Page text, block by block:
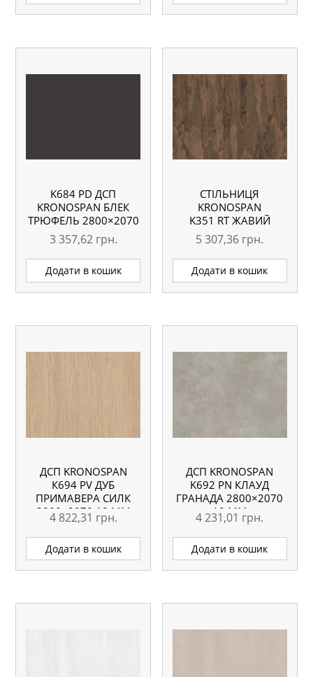
K684 PD ДСП
KRONOSPAN БЛЕК
ТРЮФЕЛЬ 2800×2070
18 ММ
3 357,62 грн.
Додати в кошик
СТІЛЬНИЦЯ
KRONOSPAN
K351 RT ЖАВИЙ
КАМІНЬ
ВОЛОГОСТІЙКА
4100X635X38 ММ
5 307,36 грн.
Додати в кошик
ДСП KRONOSPAN
К694 PV ДУБ
ПРИМАВЕРА СИЛК
2800×2070 18 ММ
4 822,31 грн.
Додати в кошик
ДСП KRONOSPAN
K692 РN КЛАУД
ГРАНАДА 2800×2070
18 ММ
4 231,01 грн.
Додати в кошик